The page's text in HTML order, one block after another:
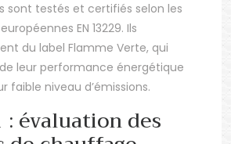
sont testés et certifiés selon les
EN 13229. Ils
du label Flamme Verte, qui
leur performance énergétique
faible niveau d’émissions.
: évaluation des